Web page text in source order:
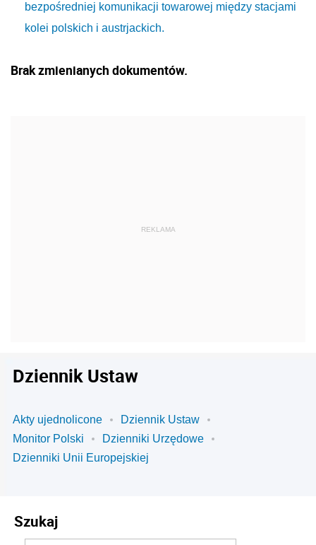
bezpośredniej komunikacji towarowej między stacjami
kolei polskich i austrjackich.
Brak zmienianych dokumentów.
Dziennik Ustaw
Akty ujednolicone
Dziennik Ustaw
Monitor Polski
Dzienniki Urzędowe
Dzienniki Unii Europejskiej
Szukaj